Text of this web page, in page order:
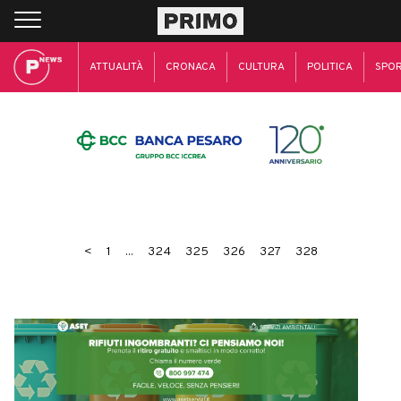
ATTUALITÀ CRONACA CULTURA POLITICA
< 1 ... 324 325 326 327 328